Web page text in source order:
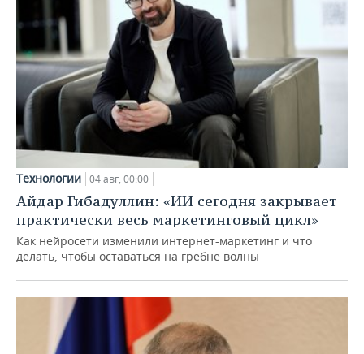
Технологии 04 авг, 00:00
Айдар Гибадуллин: «ИИ сегодня закрывает
практически весь маркетинговый цикл»
Как нейросети изменили интернет-маркетинг и что
делать, чтобы оставаться на гребне волны